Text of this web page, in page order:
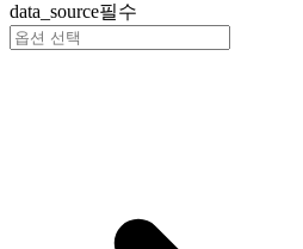
data_source필수